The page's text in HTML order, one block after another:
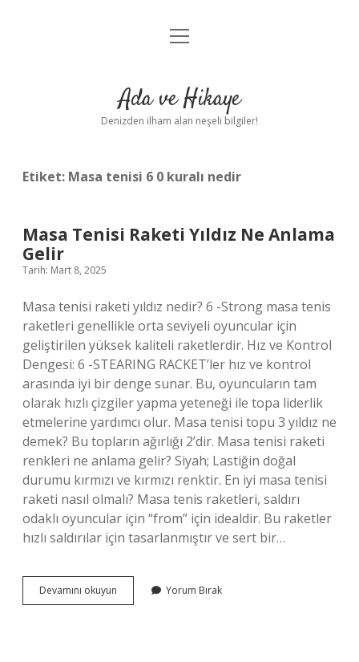
Anasayfa
Yasal Uyarı
menüyü
Ada ve Hikaye
Denizden ilham alan neşeli bilgiler!
Etiket: Masa tenisi 6 0 kuralı nedir
Masa Tenisi Raketi Yıldız Ne Anlama
Gelir
Tarih: Mart 8, 2025
Masa tenisi raketi yıldız nedir? 6 -Strong masa tenis
raketleri genellikle orta seviyeli oyuncular için
geliştirilen yüksek kaliteli raketlerdir. Hız ve Kontrol
Dengesi: 6 -STEARING RACKET’ler hız ve kontrol
arasında iyi bir denge sunar. Bu, oyuncuların tam
olarak hızlı çizgiler yapma yeteneği ile topa liderlik
etmelerine yardımcı olur. Masa tenisi topu 3 yıldız ne
demek? Bu topların ağırlığı 2’dir. Masa tenisi raketi
renkleri ne anlama gelir? Siyah; Lastiğin doğal
durumu kırmızı ve kırmızı renktir. En iyi masa tenisi
raketi nasıl olmalı? Masa tenis raketleri, saldırı
odaklı oyuncular için “from” için idealdir. Bu raketler
hızlı saldırılar için tasarlanmıştır ve sert bir…
Devamını okuyun
Tenisi
Yorum Bırak